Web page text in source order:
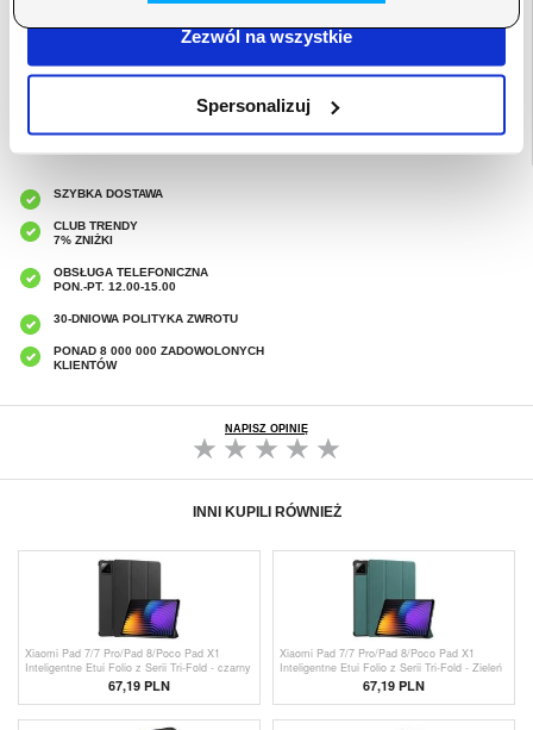
Zezwól na wszystkie
Spersonalizuj
Akcesoria do tabletów i iPada,Etui & Akcesoria do
SZYBKA DOSTAWA
CLUB TRENDY
7% ZNIŻKI
OBSŁUGA TELEFONICZNA
PON.-PT. 12.00-15.00
30-DNIOWA POLITYKA ZWROTU
PONAD 8 000 000 ZADOWOLONYCH
KLIENTÓW
NAPISZ OPINIĘ
INNI KUPILI RÓWNIEŻ
Xiaomi Pad 7/7 Pro/Pad 8/Poco Pad X1
Inteligentne Etui Folio z Serii Tri-Fold - czarny
67,19 PLN
Xiaomi Pad 7/7 Pro/Pad 8/Poco Pad X1
Inteligentne Etui Folio z Serii Tri-Fold - Zieleń
67,19 PLN